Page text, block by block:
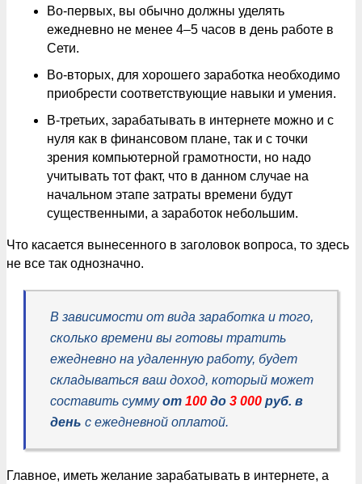
Во-первых, вы обычно должны уделять
ежедневно не менее 4–5 часов в день работе в
Сети.
Во-вторых, для хорошего заработка необходимо
приобрести соответствующие навыки и умения.
В-третьих, зарабатывать в интернете можно и с
нуля как в финансовом плане, так и с точки
зрения компьютерной грамотности, но надо
учитывать тот факт, что в данном случае на
начальном этапе затраты времени будут
существенными, а заработок небольшим.
Что касается вынесенного в заголовок вопроса, то здесь
не все так однозначно.
В зависимости от вида заработка и того,
сколько времени вы готовы тратить
ежедневно на удаленную работу, будет
складываться ваш доход, который может
составить суммуот 100 до 3 000 руб. в
день с ежедневной оплатой.
Главное, иметь желание зарабатывать в интернете, а